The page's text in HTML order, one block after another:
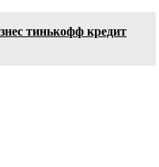
тинькофф кредит